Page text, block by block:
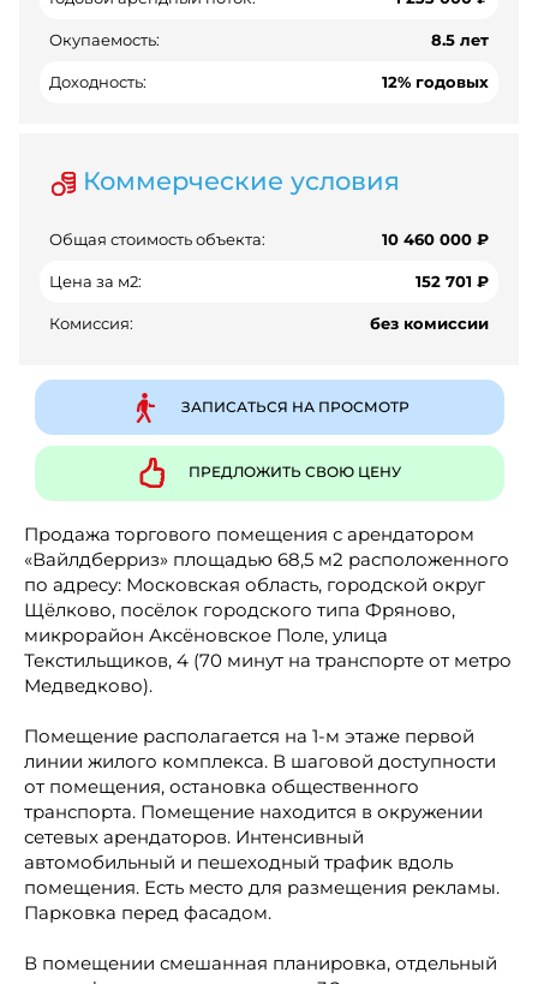
Окупаемость: 8.5 лет
Доходность: 12% годовых
Коммерческие условия
Общая стоимость объекта: 10 460 000 ₽
Цена за м2: 152 701 ₽
Комиссия: без комиссии
ЗАПИСАТЬСЯ НА ПРОСМОТР
ПРЕДЛОЖИТЬ СВОЮ ЦЕНУ
Продажа торгового помещения с арендатором
«Вайлдберриз» площадью 68,5 м2 расположенного
по адресу: Московская область, городской округ
Щёлково, посёлок городского типа Фряново,
микрорайон Аксёновское Поле, улица
Текстильщиков, 4 (70 минут на транспорте от метро
Медведково).
Помещение располагается на 1-м этаже первой
линии жилого комплекса. В шаговой доступности
от помещения, остановка общественного
транспорта. Помещение находится в окружении
сетевых арендаторов. Интенсивный
автомобильный и пешеходный трафик вдоль
помещения. Есть место для размещения рекламы.
Парковка перед фасадом.
В помещении смешанная планировка, отдельный